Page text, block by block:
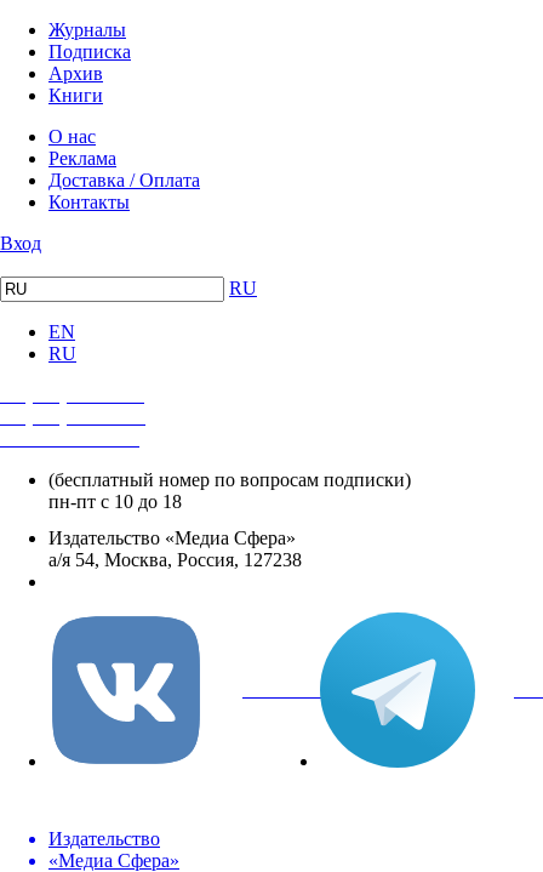
Журналы
Подписка
Архив
Книги
О нас
Реклама
Доставка / Оплата
Контакты
Вход
RU
EN
RU
(бесплатный номер по вопросам подписки)
пн-пт с 10 до 18
Издательство «Медиа Сфера»
а/я 54, Москва, Россия, 127238
вКонтакте
Издательство
«Медиа Сфера»